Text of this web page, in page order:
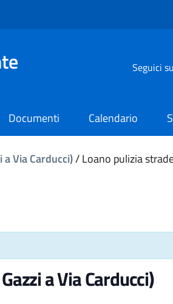
Seguici
Documenti Calendario
Via Carducci)/Loano pulizia
a Via Carducci)